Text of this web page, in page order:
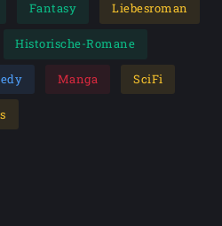
Fantasy Liebesroman
Historische-Romane
Manga SciFi